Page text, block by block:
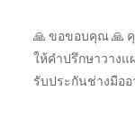
🙏 ขอขอบคุณ 🙏
ให้คำปรึกษาวาง
รับประกันช่างมือ